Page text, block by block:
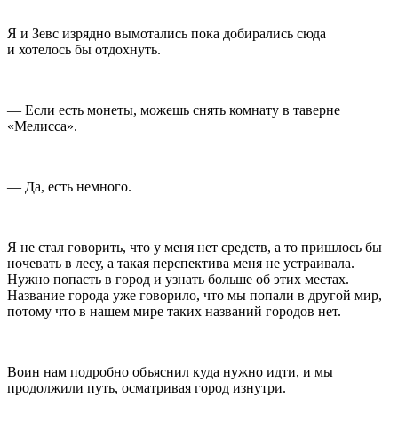
Я и Зевс изрядно вымотались пока добирались сюда
и хотелось бы отдохнуть.
— Если есть монеты, можешь снять комнату в таверне
«Мелисса».
— Да, есть немного.
Я не стал говорить, что у меня нет средств, а то пришлось бы
ночевать в лесу, а такая перспектива меня не устраивала.
Нужно попасть в город и узнать больше об этих местах.
Название города уже говорило, что мы попали в другой мир,
потому что в нашем мире таких названий городов нет.
Воин нам подробно объяснил куда нужно идти, и мы
продолжили путь, осматривая город изнутри.